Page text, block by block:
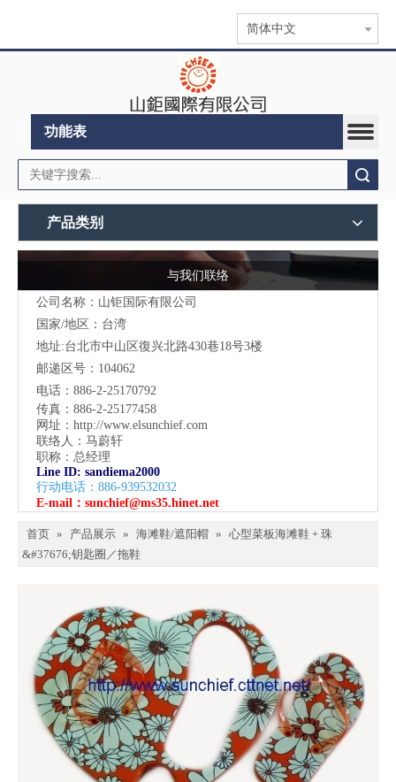
简体中文
功能表
产品类别
与我们联络
公司名称：山钜国际有限公司
国家/地区：台湾
地址:台北市中山区復兴北路430巷18号3楼
邮递区号：104062
电话：886-2-25170792
传真：886-2-25177458
网址： http://www.elsunchief.com
联络人：马蔚轩
职称：总经理
Line ID: sandiema2000
行动电话：886-939532032
E-mail： sunchief@ms35.hinet.net
首页 » 产品展示 » 海滩鞋/遮阳帽 » 心型菜板海滩鞋 + 珠
&#37676;钥匙圈／拖鞋